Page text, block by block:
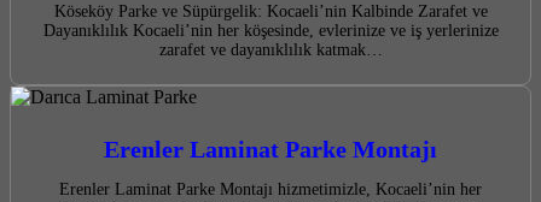
Köseköy Parke ve Süpürgelik: Kocaeli’nin Kalbinde Zarafet ve
Dayanıklılık Kocaeli’nin her köşesinde, evlerinize ve iş yerlerinize
zarafet ve dayanıklılık katmak…
Erenler Laminat Parke Montajı
Erenler Laminat Parke Montajı hizmetimizle, Kocaeli’nin her